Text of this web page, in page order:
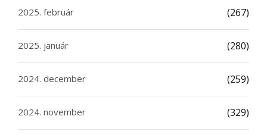
2025. február (267)
2025. január (280)
2024. december (259)
2024. november (329)